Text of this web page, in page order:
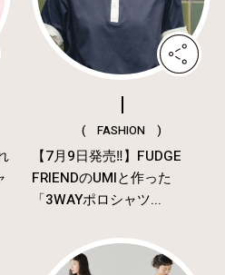
( FASHION )
【7月9日発売‼︎】FUDGE
FRIENDのUMIと作った
「3WAYポロシャツ...